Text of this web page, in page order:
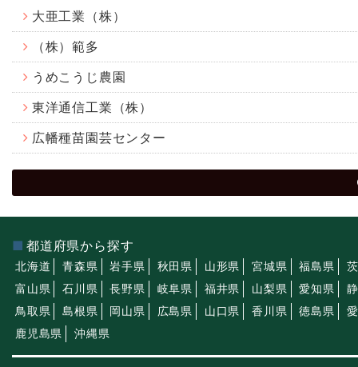
大亜工業（株）
（株）範多
うめこうじ農園
東洋通信工業（株）
広幡種苗園芸センター
都道府県から探す
北海道 青森県 岩手県 秋田県 山形県 宮城県 福島県
富山県
石川県 長野県 岐阜県 福井県 山梨県 愛知県
鳥取県
島根県 岡山県 広島県 山口県 香川県 徳島県
鹿児島県
沖縄県